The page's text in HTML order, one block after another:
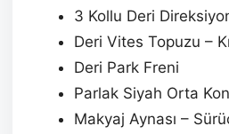
3 Kollu Deri
Deri Vites Topuzu –
Deri Park Freni
Parlak Siyah Orta
Makyaj Aynası –